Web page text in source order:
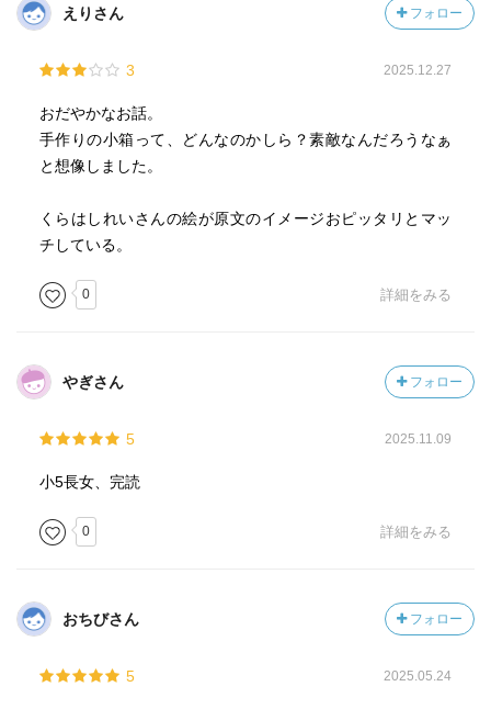
えりさん フォロー
3 2025.12.27
おだやかなお話。
手作りの小箱って、どんなのかしら？素敵なんだろうなぁ
と想像しました。
くらはしれいさんの絵が原文のイメージおピッタリとマッ
チしている。
0 詳細をみる
やぎさん フォロー
5 2025.11.09
小5長女、完読
0 詳細をみる
おちびさん フォロー
5 2025.05.24